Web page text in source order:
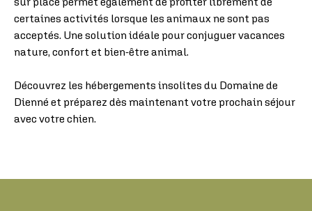
certaines activités lorsque les animaux ne sont pas
acceptés. Une solution idéale pour conjuguer vacances
nature, confort et bien-être animal.
Découvrez les hébergements insolites du Domaine de
Dienné et préparez dès maintenant votre prochain séjour
avec votre chien.